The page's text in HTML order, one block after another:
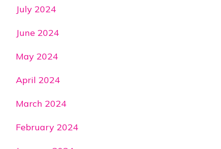
July 2024
June 2024
May 2024
April 2024
March 2024
February 2024